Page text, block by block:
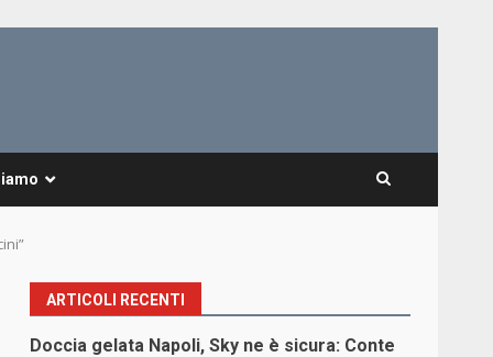
ARTICOLI RECENTI
Doccia gelata Napoli, Sky ne è sicura: Conte